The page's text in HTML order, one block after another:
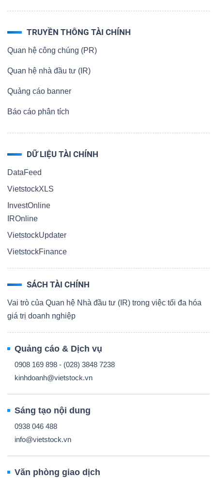
TRUYỀN THÔNG TÀI CHÍNH
Quan hệ công chúng (PR)
Quan hệ nhà đầu tư (IR)
Quảng cáo banner
Báo cáo phân tích
DỮ LIỆU TÀI CHÍNH
DataFeed
VietstockXLS
InvestOnline
IROnline
VietstockUpdater
VietstockFinance
SÁCH TÀI CHÍNH
Vai trò của Quan hệ Nhà đầu tư (IR) trong việc tối đa hóa
giá trị doanh nghiệp
Quảng cáo & Dịch vụ
0908 169 898 - (028) 3848 7238
kinhdoanh@vietstock.vn
Sáng tạo nội dung
0938 046 488
info@vietstock.vn
Văn phòng giao dịch